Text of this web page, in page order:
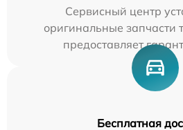
Сервисный центр
оригинальные запчасти
предоставляет
Бесплатная